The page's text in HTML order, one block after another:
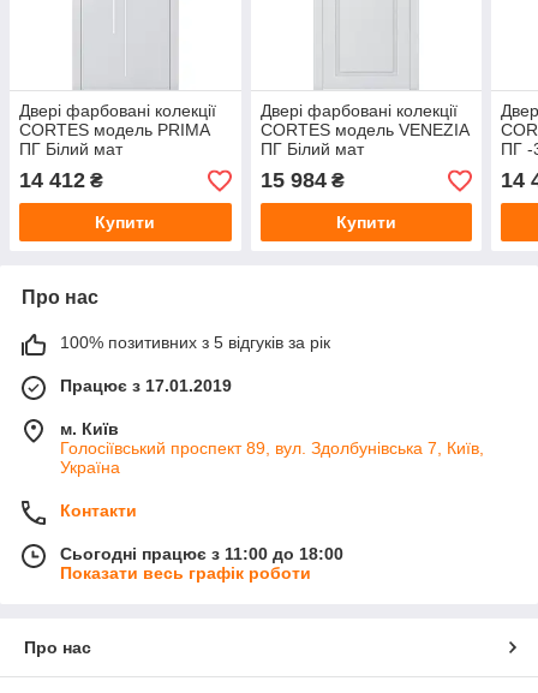
Двері фарбовані колекції
CORTES модель PRIMA
ПГ Білий мат
14 412 ₴
Купити
Двері фарбовані колекції
CORTES модель VENEZIA
ПГ Білий мат
15 984₴
Купити
ПГ -
14
Про нас
100% позитивних з 5 відгуків за рік
Працює з 17.01.2019
м. Київ
Голосіївський проспект 89, вул. Здолбунівська 7, Київ,
Україна
Контакти
Сьогодні працює з 11:00 до 18:00
Показати весь графік роботи
Про нас